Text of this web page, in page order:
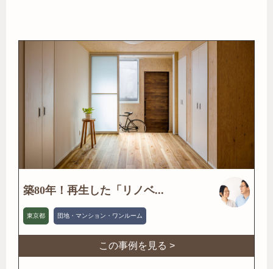
築80年！再生した「リノベ...
東京都 団地・マンション・ワンルーム
この事例を見る >